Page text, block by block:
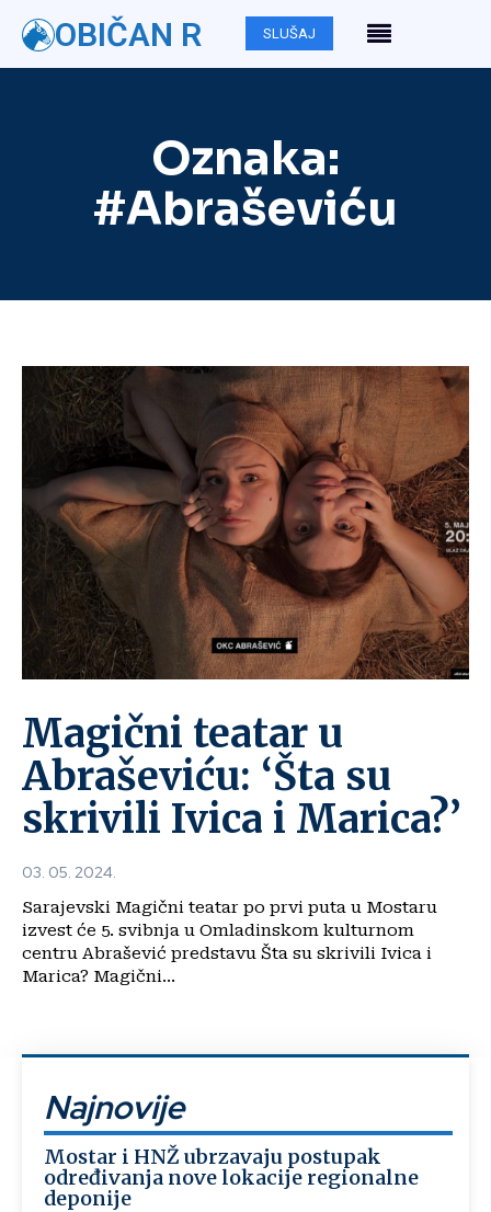
OBIČAN R SLUŠAJ
Oznaka:
#Abraševiću
Magični teatar u
Abraševiću: ‘Šta su
skrivili Ivica i Marica?’
03. 05. 2024.
Sarajevski Magični teatar po prvi puta u Mostaru
izvest će 5. svibnja u Omladinskom kulturnom
centru Abrašević predstavu Šta su skrivili Ivica i
Marica? Magični...
Najnovije
Mostar i HNŽ ubrzavaju postupak
određivanja nove lokacije regionalne
deponije